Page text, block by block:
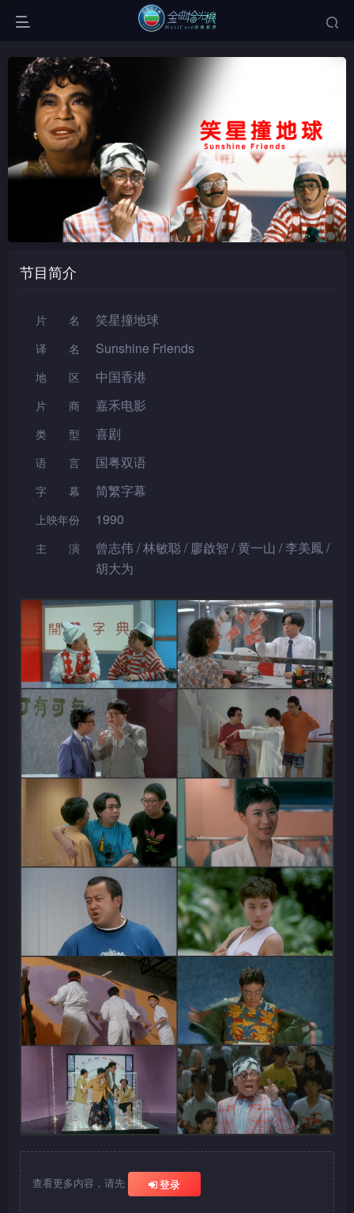
节目简介
片名 笑星撞地球
译名 Sunshine Friends
地区 中国香港
片 商 嘉禾电影
类型 喜剧
语言 国粤双语
字幕 简繁字幕
上映年份 1990
主演
曾志伟 / 林敏聪 / 廖啟智 / 黄一山 / 李美鳳 /
胡大为
查看更多内容，请先 登录